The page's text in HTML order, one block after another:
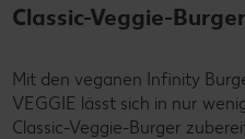
Classic-Veggie-Burger
Mit den veganen Infinity
VEGGIE lässt sich in nur
Classic-Veggie-Burger